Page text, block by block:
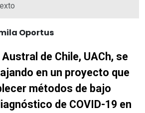
Oportus
de Chile, UACh, se
en un proyecto que
métodos de bajo
de COVID-19 en